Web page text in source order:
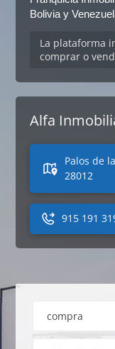
Bolivia y
La plataforma
comprar o
Alfa
Palos de
28012
915 191